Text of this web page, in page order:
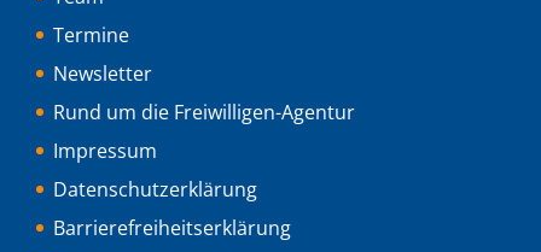
Termine
Newsletter
Rund um die Freiwilligen-Agentur
Impressum
Datenschutzerklärung
Barrierefreiheitserklärung